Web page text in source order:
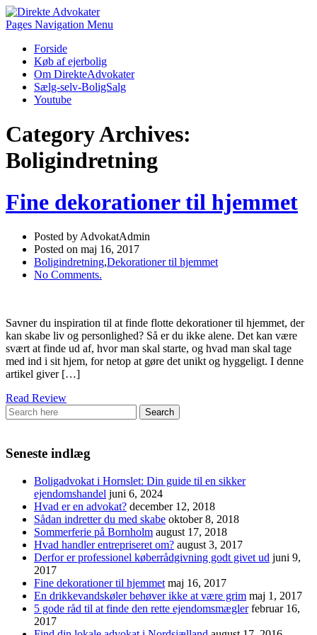
Pages Navigation Menu
Forside
Køb af ejerbolig
Om DirekteAdvokater
Sælg-selv-BoligSalg
Youtube
Category Archives:
Boligindretning
Fine dekorationer til hjemmet
Posted by AdvokatAdmin
Posted on maj 16, 2017
Boligindretning,Dekorationer til hjemmet
No Comments.
Savner du inspiration til at finde flotte dekorationer til hjemmet, der
kan skabe liv og personlighed? Så er du ikke alene. Det kan være
svært at finde ud af, hvor man skal starte, og hvad man skal tage
med ind i sit hjem, for netop at gøre det unikt og hyggeligt. I denne
artikel giver […]
Read Review
Seneste indlæg
Boligadvokat i Hornslet: Din guide til en sikker
ejendomshandel juni 6, 2024
Hvad er en advokat? december 12, 2018
Sådan indretter du med skabe oktober 8, 2018
Sommerferie på Bornholm august 17, 2018
Hvad handler entrepriseret om? august 3, 2017
Derfor er professionel køberrådgivning godt givet ud juni 9,
2017
Fine dekorationer til hjemmet maj 16, 2017
En drikkevandskøler behøver ikke at være grim maj 1, 2017
5 gode råd til at finde den rette ejendomsmægler februar 16,
2017